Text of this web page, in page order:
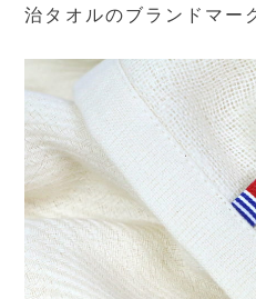
治タオルのブランドマー